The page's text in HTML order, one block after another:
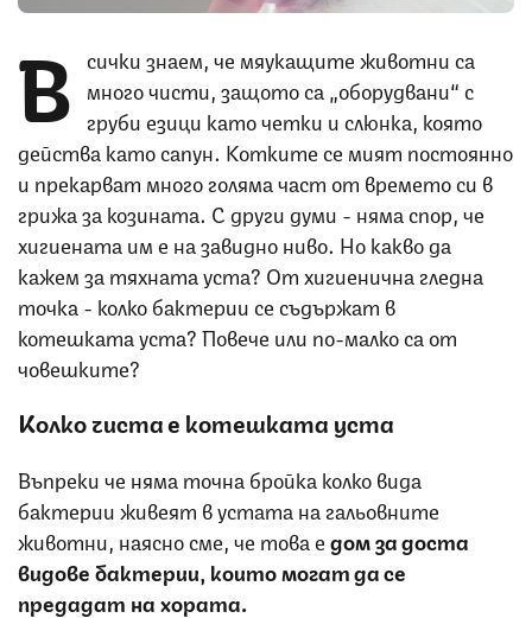
В сички знаем, че мяукащите животни са
много чисти, защото са „оборудвани“ с
груби езици като четки и слюнка, която
действа като сапун. Котките се мият постоянно
и прекарват много голяма част от времето си в
грижа за козината. С други думи - няма спор, че
хигиената им е на завидно ниво. Но какво да
кажем за тяхната уста? От хигиенична гледна
точка - колко бактерии се съдържат в
котешката уста? Повече или по-малко са от
човешките?
Колко чиста е котешката уста
Въпреки че няма точна бройка колко вида
бактерии живеят в устата на гальовните
животни, наясно сме, че това едом за доста
видове бактерии, които могат да се
предадат на хората.